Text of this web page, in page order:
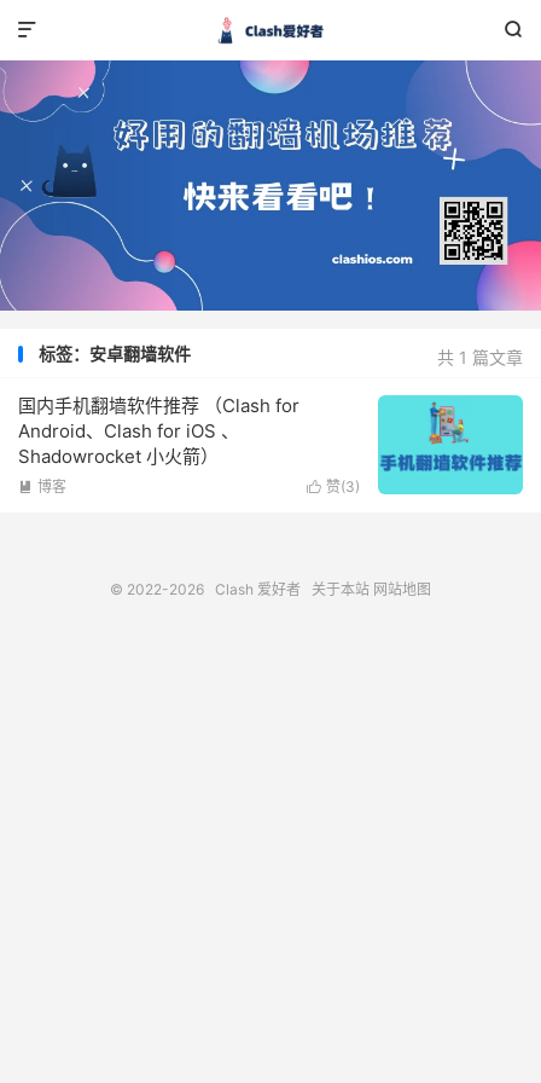


共 1 篇文章
标签：安卓翻墙软件
国内手机翻墙软件推荐 （Clash for
Android、Clash for iOS 、
Shadowrocket 小火箭）
 赞(3)
 博客
© 2022-2026 Clash 爱好者 关于本站 网站地图